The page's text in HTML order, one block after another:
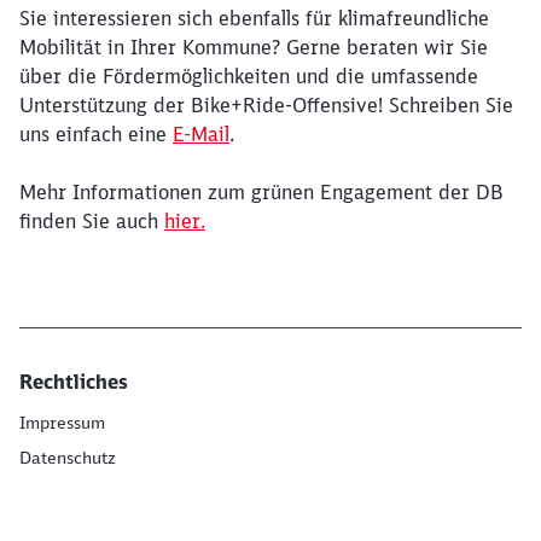
Ende des Sliders
Sie interessieren sich ebenfalls für klimafreundliche
Mobilität in Ihrer Kommune? Gerne beraten wir Sie
über die Fördermöglichkeiten und die umfassende
Unterstützung der Bike+Ride-Offensive! Schreiben Sie
uns einfach eine E-Mail.
Mehr Informationen zum grünen Engagement der DB
finden Sie auch hier.
Rechtliches
Impressum
Datenschutz